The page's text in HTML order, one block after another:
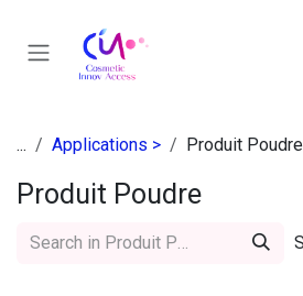
... Applications > Produit Poudre
Produit Poudre